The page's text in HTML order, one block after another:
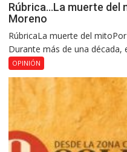
Rúbrica…La muerte del
Moreno
RúbricaLa muerte del
Durante más de una década,
OPINIÓN